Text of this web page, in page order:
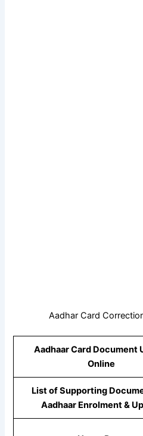
Aadhar Card
Aadhaar Card Document
Online
List of Supporting
Aadhaar Enrolment &